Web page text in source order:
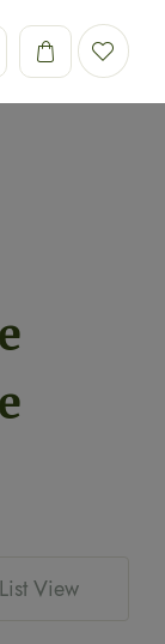
List View